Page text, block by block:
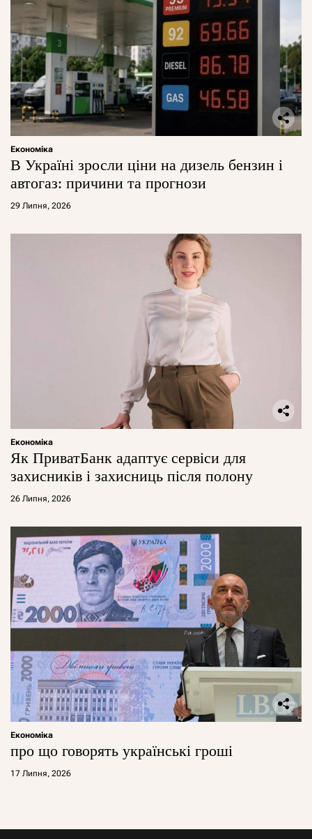
Економіка
В Україні зросли ціни на дизель бензин і
автогаз: причини та прогнози
29 Липня, 2026
Економіка
Як ПриватБанк адаптує сервіси для
захисників і захисниць після полону
26 Липня, 2026
Економіка
про що говорять українські гроші
17 Липня, 2026